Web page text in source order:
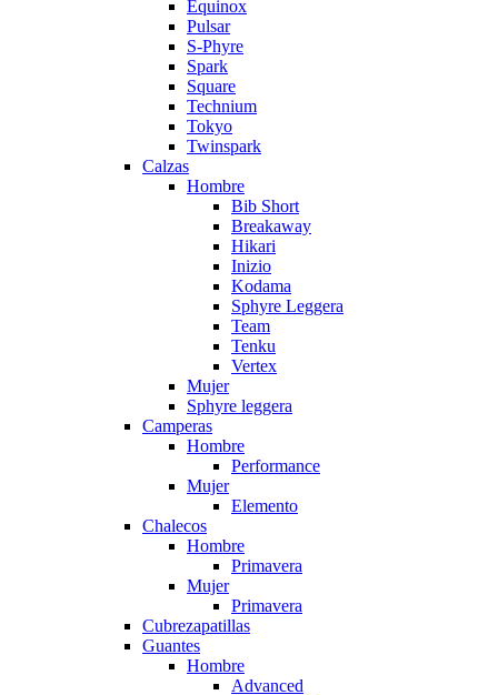
Equinox
Pulsar
S-Phyre
Spark
Square
Technium
Tokyo
Twinspark
Calzas
Hombre
Bib Short
Breakaway
Hikari
Inizio
Kodama
Sphyre Leggera
Team
Tenku
Vertex
Mujer
Sphyre leggera
Camperas
Hombre
Performance
Mujer
Elemento
Chalecos
Hombre
Primavera
Mujer
Primavera
Cubrezapatillas
Guantes
Hombre
Advanced